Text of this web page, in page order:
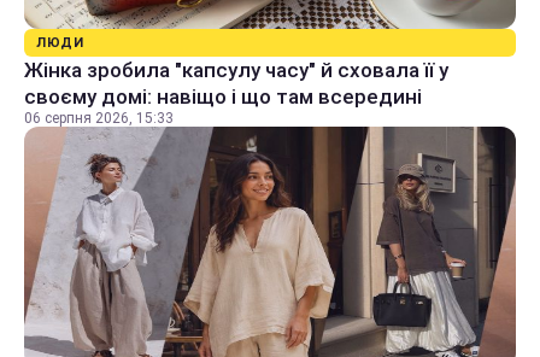
ЛЮДИ
Жінка зробила "капсулу часу" й сховала її у
своєму домі: навіщо і що там всередині
06 серпня 2026, 15:33